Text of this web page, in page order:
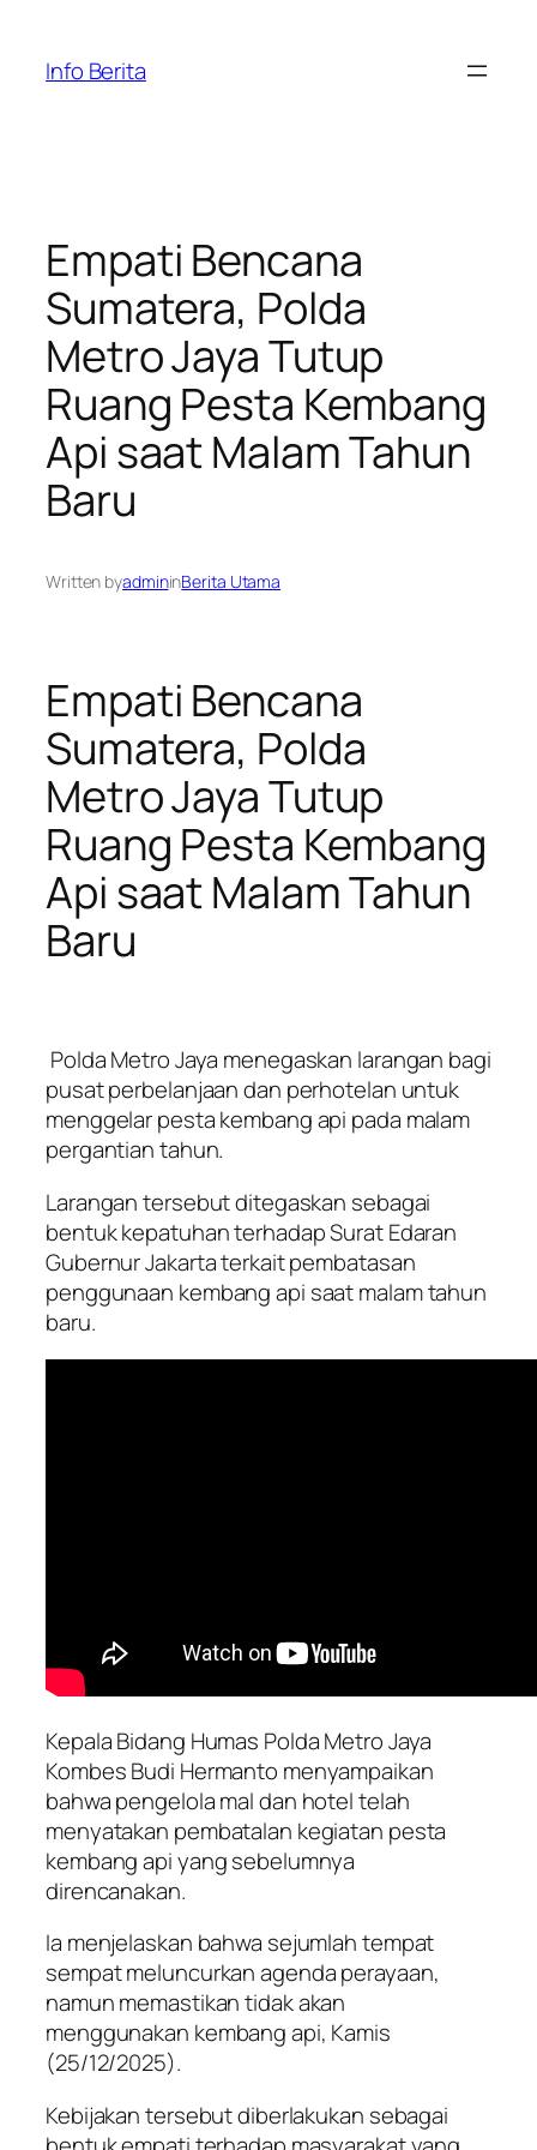
content
Info Berita
Empati Bencana
Sumatera, Polda
Metro Jaya Tutup
Ruang Pesta Kembang
Api saat Malam Tahun
Baru
Written byadmininBerita Utama
Empati Bencana
Sumatera, Polda
Metro Jaya Tutup
Ruang Pesta Kembang
Api saat Malam Tahun
Baru
Polda Metro Jaya menegaskan larangan bagi
pusat perbelanjaan dan perhotelan untuk
menggelar pesta kembang api pada malam
pergantian tahun.
Larangan tersebut ditegaskan sebagai
bentuk kepatuhan terhadap Surat Edaran
Gubernur Jakarta terkait pembatasan
penggunaan kembang api saat malam tahun
baru.
Kepala Bidang Humas Polda Metro Jaya
Kombes Budi Hermanto menyampaikan
bahwa pengelola mal dan hotel telah
menyatakan pembatalan kegiatan pesta
kembang api yang sebelumnya
direncanakan.
Ia menjelaskan bahwa sejumlah tempat
sempat meluncurkan agenda perayaan,
namun memastikan tidak akan
menggunakan kembang api, Kamis
(25/12/2025).
Kebijakan tersebut diberlakukan sebagai